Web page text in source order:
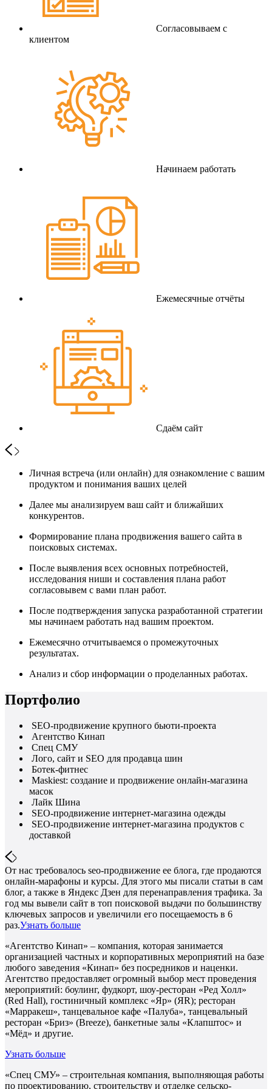
Согласовываем с
клиентом
Начинаем работать
Ежемесячные отчёты
Сдаём сайт
Личная встреча (или онлайн) для ознакомление с вашим
продуктом и понимания ваших целей
Далее мы анализируем ваш сайт и ближайших
конкурентов.
Формирование плана продвижения вашего сайта в
поисковых системах.
После выявления всех основных потребностей,
исследования ниши и составления плана работ
согласовывем с вами план работ.
После подтверждения запуска разработанной стратегии
мы начинаем работать над вашим проектом.
Ежемесячно отчитываемся о промежуточных
результатах.
Анализ и сбор информации о проделанных работах.
Портфолио
SEO-продвижение крупного бьюти-проекта
Агентство Кинап
Спец СМУ
Лого, сайт и SEO для продавца шин
Ботек-фитнес
Maskiest: создание и продвижение онлайн-магазина
масок
Лайк Шина
SEO-продвижение интернет-магазина одежды
SEO-продвижение интернет-магазина продуктов с
доставкой
От нас требовалось seo-продвижение ее блога, где продаются
онлайн-марафоны и курсы. Для этого мы писали статьи в сам
блог, а также в Яндекс Дзен для перенаправления трафика. За
год мы вывели сайт в топ поисковой выдачи по большинству
ключевых запросов и увеличили его посещаемость в 6
раз.Узнать больше
«Агентство Кинап» – компания, которая занимается
организацией частных и корпоративных мероприятий на базе
любого заведения «Кинап» без посредников и наценки.
Агентство предоставляет огромный выбор мест проведения
мероприятий: боулинг, фудкорт, шоу-ресторан «Ред Холл»
(Red Hall), гостиничный комплекс «Яр» (ЯR); ресторан
«Марракеш», танцевальное кафе «Палуба», танцевальный
ресторан «Бриз» (Breeze), банкетные залы «Клапштос» и
«Мёд» и другие.
Узнать больше
«Спец СМУ» – строительная компания, выполняющая работы
по проектированию, строительству и отделке сельско-